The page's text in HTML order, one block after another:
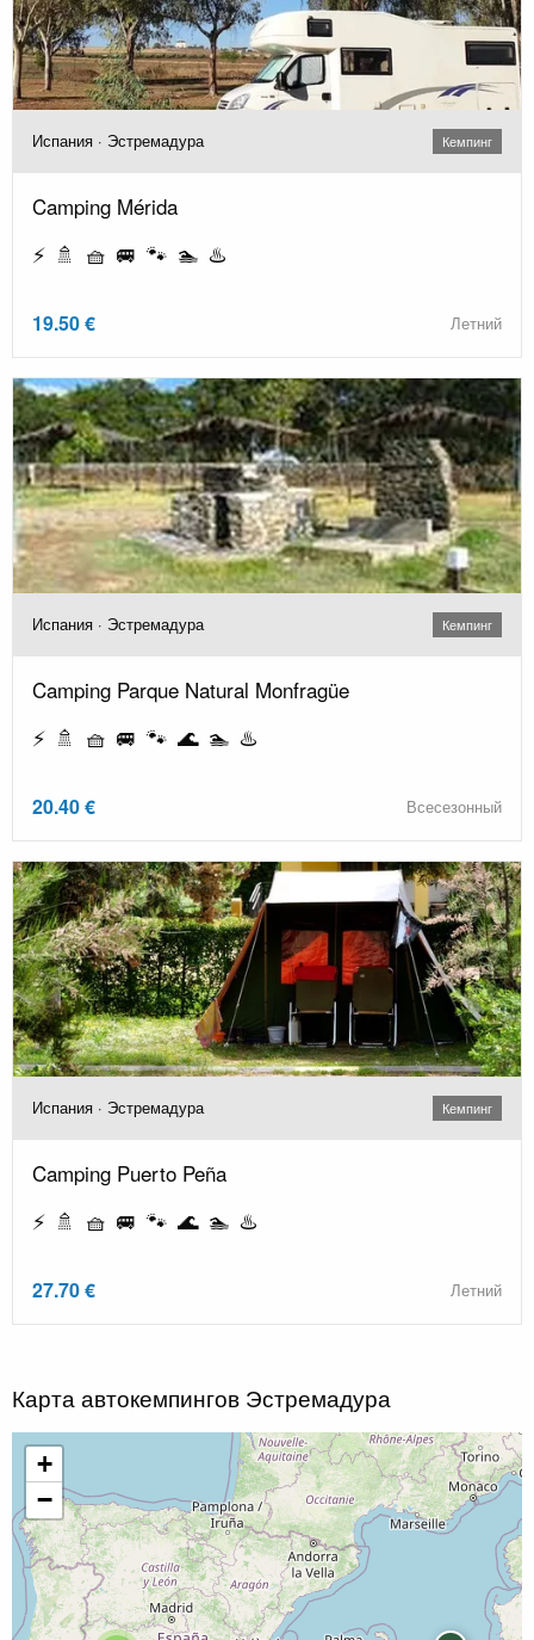
Испания · Эстремадура Кемпинг
Camping Mérida
⚡ 🚿 🧺 🚐 🐾 🏊 ♨️
19.50 € Летний
Испания · Эстремадура Кемпинг
Camping Parque Natural Monfragüe
⚡ 🚿 🧺 🚐 🐾 🌊 🏊 ♨️
20.40 € Всесезонный
Испания · Эстремадура Кемпинг
Camping Puerto Peña
⚡ 🚿 🧺 🚐 🐾 🌊 🏊 ♨️
27.70 € Летний
Карта автокемпингов Эстремадура
+
−